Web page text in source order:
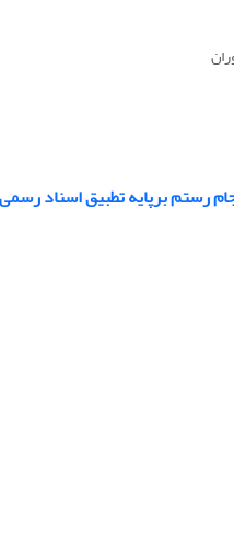
رستم برپایه تطبیق اسناد رسمی